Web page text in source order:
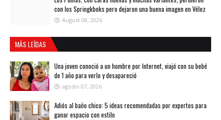
con los Springkboks pero dejaron una buena imagen en Vélez
August 08, 2026
MÁS LEÍDAS
Una joven conoció a un hombre por Internet, viajó con su bebé
de 1 año para verlo y desapareció
agosto 07, 2026
Adiós al baño chico: 5 ideas recomendadas por expertos para
ganar espacio con estilo